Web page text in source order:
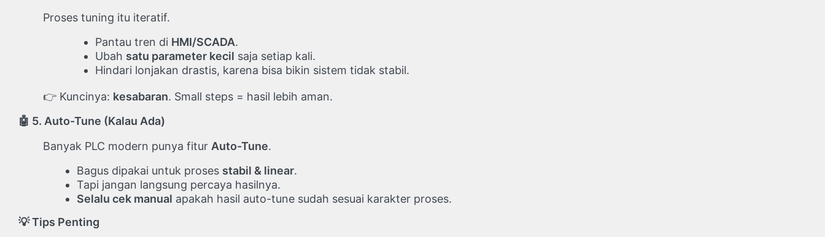
Proses tuning itu iteratif.
Pantau tren di HMI/SCADA.
Ubah satu parameter kecil saja setiap kali.
Hindari lonjakan drastis, karena bisa bikin sistem tidak stabil.
👉 Kuncinya: kesabaran. Small steps = hasil lebih aman.
🤖 5. Auto-Tune (Kalau Ada)
Banyak PLC modern punya fitur Auto-Tune.
Bagus dipakai untuk proses stabil & linear.
Tapi jangan langsung percaya hasilnya.
Selalu cek manual apakah hasil auto-tune sudah sesuai karakter proses.
💡Tips Penting